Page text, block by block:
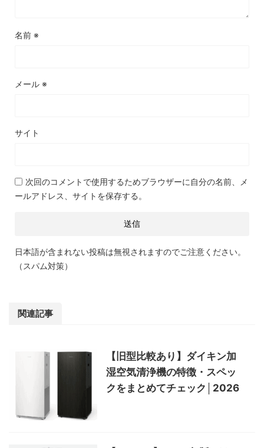
名前 ※
メール ※
サイト
次回のコメントで使用するためブラウザーに自分の名前、メ
ールアドレス、サイトを保存する。
日本語が含まれない投稿は無視されますのでご注意ください。
（スパム対策）
関連記事
【旧型比較あり】ダイキン加
湿空気清浄機の特徴・スペッ
クをまとめてチェック│2026